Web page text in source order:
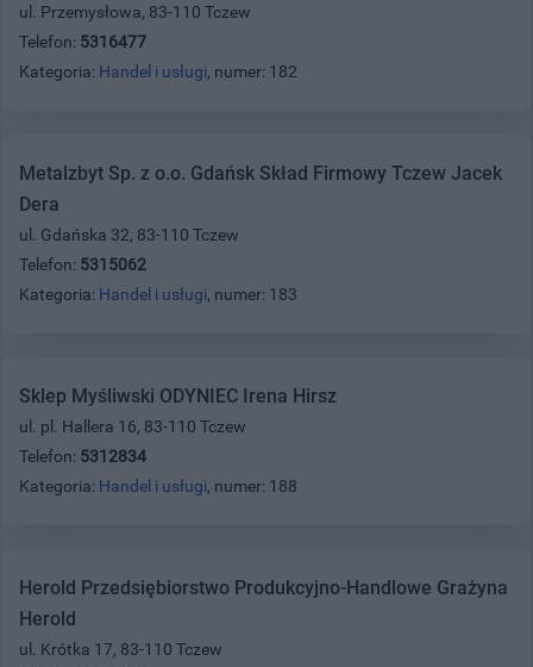
ul. Przemysłowa, 83-110 Tczew
Telefon: 5316477
Kategoria: Handel i usługi, numer: 182
Metalzbyt Sp. z o.o. Gdańsk Skład Firmowy Tczew Jacek
Dera
ul. Gdańska 32, 83-110 Tczew
Telefon: 5315062
Kategoria: Handel i usługi, numer: 183
Sklep Myśliwski ODYNIEC Irena Hirsz
ul. pl. Hallera 16, 83-110 Tczew
Telefon: 5312834
Kategoria: Handel i usługi, numer: 188
Herold Przedsiębiorstwo Produkcyjno-Handlowe Grażyna
Herold
ul. Krótka 17, 83-110 Tczew